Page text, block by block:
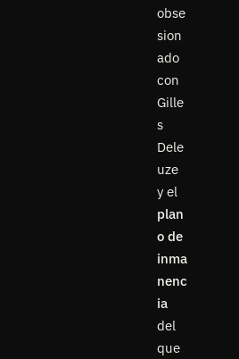
obse
sion
ado
con
Gille
s
Dele
uze
y el
plan
o de
inma
nenc
ia
del
que